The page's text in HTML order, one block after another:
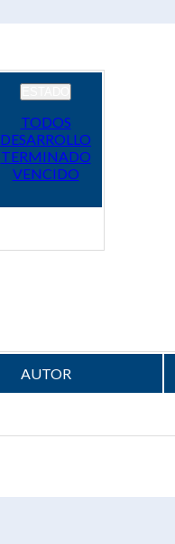
TODOS
DESARROLLO
TERMINADO
VENCIDO
AUTOR